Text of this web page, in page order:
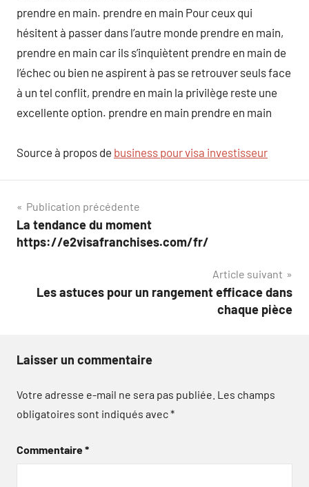
prendre en main. prendre en main Pour ceux qui
hésitent à passer dans l’autre monde prendre en main,
prendre en main car ils s’inquiètent prendre en main de
l’échec ou bien ne aspirent à pas se retrouver seuls face
à un tel conflit, prendre en main la privilège reste une
excellente option. prendre en main prendre en main
Source à propos de business pour visa investisseur
Navigation
de
Publication précédente
La tendance du moment
https://e2visafranchises.com/fr/
Article suivant
Les astuces pour un rangement efficace dans
chaque pièce
Laisser un commentaire
Votre adresse e-mail ne sera pas publiée. Les champs
obligatoires sont indiqués avec*
Commentaire*